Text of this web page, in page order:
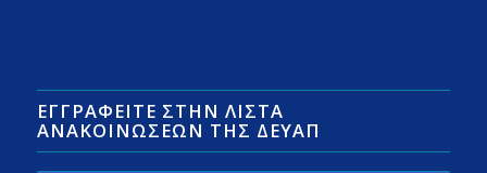
ΕΓΓΡΑΦΕΊΤΕ ΣΤΗΝ ΛΊΣΤΑ
ΑΝΑΚΟΙΝΏΣΕΩΝ ΤΗΣ ΔΕΥΑΠ